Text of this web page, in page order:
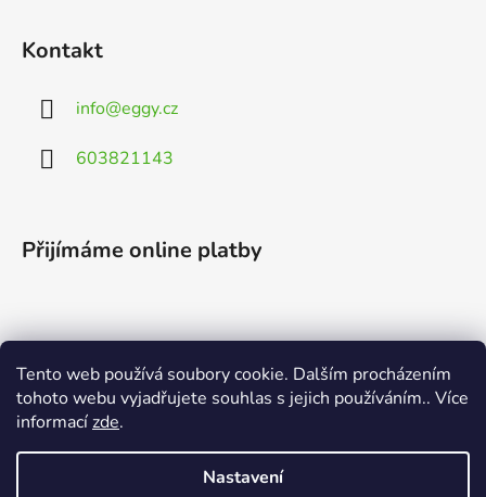
Tento web používá soubory cookie. Dalším procházením
tohoto webu vyjadřujete souhlas s jejich používáním.. Více
informacízde.
Nastavení
Kontakt
info@eggy.cz
603821143
Přijímáme online platby
Vyhledávání
HLEDAT